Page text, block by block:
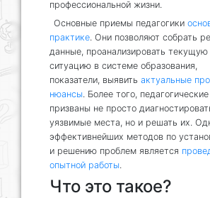
профессиональной жизни.
Основные приемы педагогики
практике. Они позволяют собрать
данные, проанализировать текущую
ситуацию в системе образования,
показатели, выявить актуальные
нюансы. Более того,
призваны не просто
уязвимые места, но и решать их.
эффективнейших методов по
и решению проблем является
опытной работы.
Что это такое?